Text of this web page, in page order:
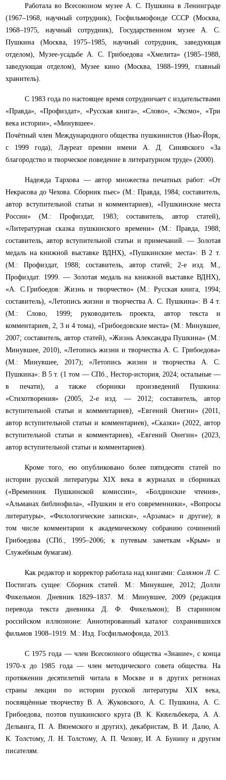
Работала во Всесоюзном музее А. С. Пушкина в Ленинграде
(1967–1968, научный сотрудник), Госфильмофонде СССР (Москва,
1968–1975, научный сотрудник), Государственном музее А. С.
Пушкина (Москва, 1975–1985, научный сотрудник, заведующая
отделом), Музее-усадьбе А. С. Грибоедова «Хмелита» (1985–1988,
заведующая отделом), Музее кино (Москва, 1988–1999, главный
хранитель).
С 1983 года по настоящее время сотрудничает с издательствами
«Правда», «Профиздат», «Русская книга», «Слово», «Эксмо», «Три
века истории», «Минувшее».
Почётный член Международного общества пушкинистов (Нью-Йорк,
с 1999 года), Лауреат премии имени А. Д. Синявского «За
благородство и творческое поведение в литературном труде» (2000).
Надежда Тархова — автор множества печатных работ: «От
Некрасова до Чехова. Сборник пьес» (М.: Правда, 1984; составитель,
автор вступительной статьи и комментариев), «Пушкинские места
России» (М.: Профиздат, 1983; составитель, автор статей),
«Литературная сказка пушкинского времени» (М.: Правда, 1988;
составитель, автор вступительной статьи и примечаний. — Золотая
медаль на книжной выставке ВДНХ), «Пушкинские места»: В 2 т.
(М.: Профиздат, 1988; составитель, автор статей; 2-е изд. М.,
Профиздат. 1999. — Золотая медаль на книжной выставке ВДНХ),
«А. С.Грибоедов: Жизнь и творчество» (М.: Русская книга, 1994;
составитель), «Летопись жизни и творчества А. С. Пушкина»: В 4 т.
(М.: Слово, 1999; руководитель проекта, автор текста и
комментариев, 2, 3 и 4 тома), «Грибоедовские места» (М.: Минувшее,
2007; составитель, автор статей), «Жизнь Александра Пушкина» (М.:
Минувшее, 2010), «Летопись жизни и творчества А. С. Грибоедова»
(М.: Минувшее, 2017); «Летопись жизни и творчества А. С.
Пушкина»: В 5 т. (1 том — СПб., Нестор-история, 2024; остальные —
в печати), а также сборники произведений Пушкина:
«Стихотворения» (2005, 2-е изд. — 2012; составитель, автор
вступительной cтатьи и комментариев), «Евгений Онегин» (2011,
автор вступительной cтатьи и комментариев), «Сказки» (2022, автор
вступительной cтатьи и комментариев), «Евгений Онегин» (2023,
автор вступительной cтатьи и комментариев).
Кроме того, ею опубликовано более пятидесяти статей по
истории русской литературы XIX века в журналах и сборниках
(«Временник Пушкинской комиссии», «Болдинские чтения»,
«Альманах библиофила», «Пушкин и его современники», «Вопросы
литературы», «Филологические записки», «Арзамас» и другие); в
том числе комментарии к академическому собранию сочинений
Грибоедова (СПб., 1995–2006; к путевым заметкам «Крым» и
Служебным бумагам).
Как редактор и корректор работала над книгами: Салямон Л. С.
Постигать сущее: Сборник статей. М.: Минувшее, 2012; Долли
Фикельмон. Дневник 1829–1837. М.: Минувшее, 2009 (редакция
перевода текста дневника Д. Ф. Фикельмон); В старинном
российском иллюзионе: Аннотированный каталог сохранившихся
фильмов 1908–1919. М.: Изд. Госфильмофонда, 2013.
С 1975 года — член Всесоюзного общества «Знание», с конца
1970-х до 1985 года — член методического совета общества. На
протяжении десятилетий читала в Москве и в других регионах
страны лекции по истории русской литературыXIX века,
посвящённые творчеству В. А. Жуковского, А. С. Пушкина, А. С.
Грибоедова, поэтов пушкинского круга (В. К. Кюхельбекера, А. А.
Дельвига, П. А. Вяземского и других), декабристам, В. И. Далю, А.
К. Толстому, Л. Н. Толстому, А. П. Чехову, И. А. Бунину и другим
писателям.